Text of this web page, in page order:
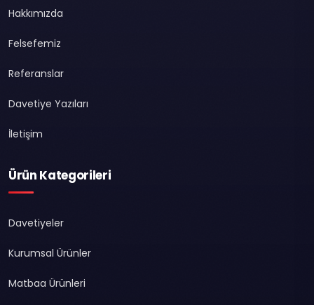
Hakkımızda
Felsefemiz
Referanslar
Davetiye Yazıları
İletişim
Ürün Kategorileri
Davetiyeler
Kurumsal Ürünler
Matbaa Ürünleri